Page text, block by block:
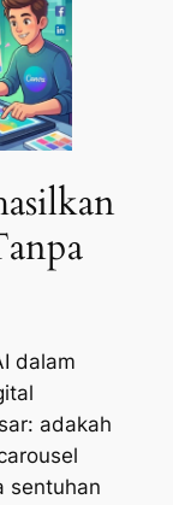
dalam
adakah
sentuhan